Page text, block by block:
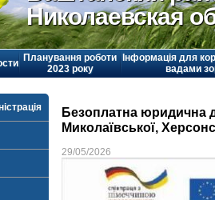
Николаевская
Планування роботи
2023 року
Інформація для
вадами
Безоплатна юридична
Миколаївської,
29/05/2026